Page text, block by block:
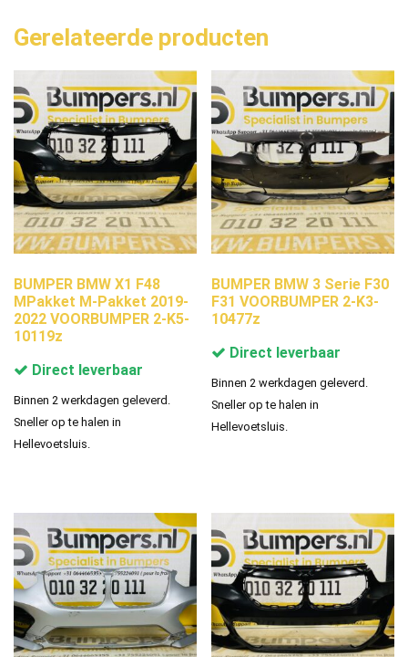
Gerelateerde producten
BUMPER BMW X1 F48
MPakket M-Pakket 2019-
2022 VOORBUMPER 2-K5-
10119z
Direct leverbaar
Binnen 2 werkdagen geleverd.
Sneller op te halen in
Hellevoetsluis.
BUMPER BMW 3 Serie F30
F31 VOORBUMPER 2-K3-
10477z
Direct leverbaar
Binnen 2 werkdagen geleverd.
Sneller op te halen in
Hellevoetsluis.